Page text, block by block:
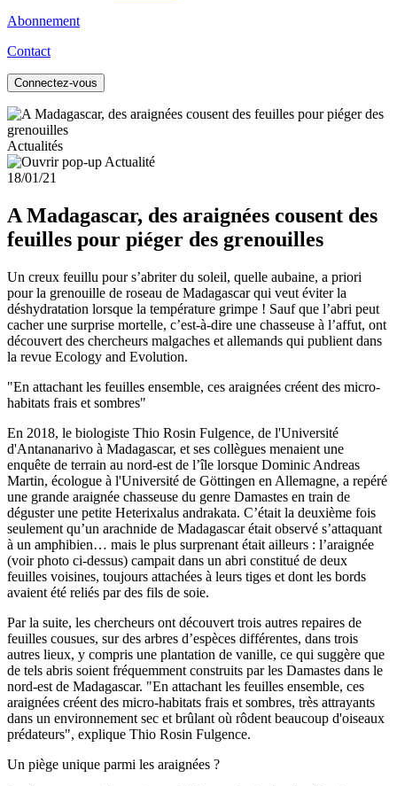
Abonnement
Contact
Connectez-vous
Actualités
18/01/21
A Madagascar, des araignées cousent des
feuilles pour piéger des grenouilles
Un creux feuillu pour s’abriter du soleil, quelle aubaine, a priori
pour la grenouille de roseau de Madagascar qui veut éviter la
déshydratation lorsque la température grimpe ! Sauf que l’abri peut
cacher une surprise mortelle, c’est-à-dire une chasseuse à l’affut, ont
découvert des chercheurs malgaches et allemands qui publient dans
la revue Ecology and Evolution.
"En attachant les feuilles ensemble, ces araignées créent des micro-
habitats frais et sombres"
En 2018, le biologiste Thio Rosin Fulgence, de l'Université
d'Antananarivo à Madagascar, et ses collègues menaient une
enquête de terrain au nord-est de l’île lorsque Dominic Andreas
Martin, écologue à l'Université de Göttingen en Allemagne, a repéré
une grande araignée chasseuse du genre Damastes en train de
déguster une petite Heterixalus andrakata. C’était la deuxième fois
seulement qu’un arachnide de Madagascar était observé s’attaquant
à un amphibien… mais le plus surprenant était ailleurs : l’araignée
(voir photo ci-dessus) campait dans un abri constitué de deux
feuilles voisines, toujours attachées à leurs tiges et dont les bords
avaient été reliés par des fils de soie.
Par la suite, les chercheurs ont découvert trois autres repaires de
feuilles cousues, sur des arbres d’espèces différentes, dans trois
autres lieux, y compris une plantation de vanille, ce qui suggère que
de tels abris soient fréquemment construits par les Damastes dans le
nord-est de Madagascar. "En attachant les feuilles ensemble, ces
araignées créent des micro-habitats frais et sombres, très attrayants
dans un environnement sec et brûlant où rôdent beaucoup d'oiseaux
prédateurs", explique Thio Rosin Fulgence.
Un piège unique parmi les araignées ?